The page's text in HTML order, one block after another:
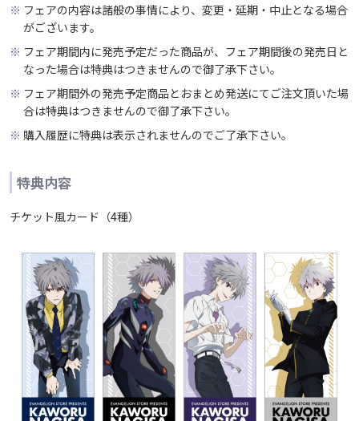
フェアの内容は諸般の事情により、変更・延期・中止となる場合
がございます。
フェア期間内に発売予定だった商品が、フェア期間後の発売日と
なった場合は特典はつきませんので御了承下さい。
フェア期間外の発売予定商品とおまとめ発送にてご注文頂いた場
合は特典はつきませんので御了承下さい。
購入履歴に特典は表示されませんのでご了承下さい。
特典内容
チケット風カード（4種）